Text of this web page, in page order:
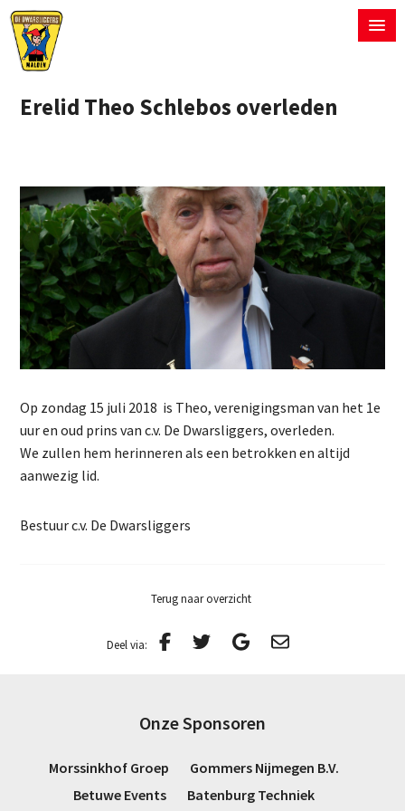
Erelid Theo Schlebos overleden
Op zondag 15 juli 2018 is Theo, verenigingsman van het 1e
uur en oud prins van c.v. De Dwarsliggers, overleden.
We zullen hem herinneren als een betrokken en altijd
aanwezig lid.
Bestuur c.v. De Dwarsliggers
Terug naar overzicht
Deel via:
Onze Sponsoren
Morssinkhof Groep
Gommers Nijmegen B.V.
Betuwe Events
Batenburg Techniek